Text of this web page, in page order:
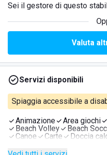
Sei il gestore di questo
Valuta
Servizi disponibili
Spiaggia accessibile a
Animazione Area giochi
Beach Volley
Beach
Canoe
Carte Doccia